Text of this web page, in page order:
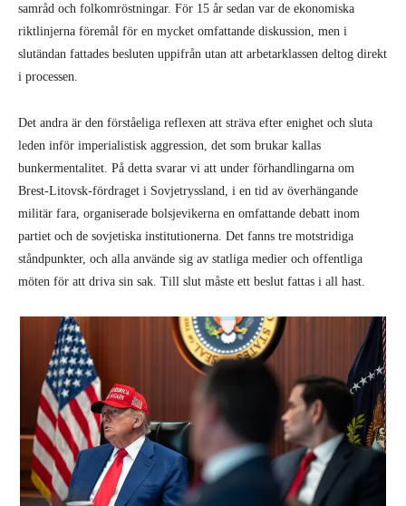
samråd och folkomröstningar. För 15 år sedan var de ekonomiska
riktlinjerna föremål för en mycket omfattande diskussion, men i
slutändan fattades besluten uppifrån utan att arbetarklassen deltog direkt
i processen.
Det andra är den förståeliga reflexen att sträva efter enighet och sluta
leden inför imperialistisk aggression, det som brukar kallas
bunkermentalitet. På detta svarar vi att under förhandlingarna om
Brest-Litovsk-fördraget i Sovjetryssland, i en tid av överhängande
militär fara, organiserade bolsjevikerna en omfattande debatt inom
partiet och de sovjetiska institutionerna. Det fanns tre motstridiga
ståndpunkter, och alla använde sig av statliga medier och offentliga
möten för att driva sin sak. Till slut måste ett beslut fattas i all hast.